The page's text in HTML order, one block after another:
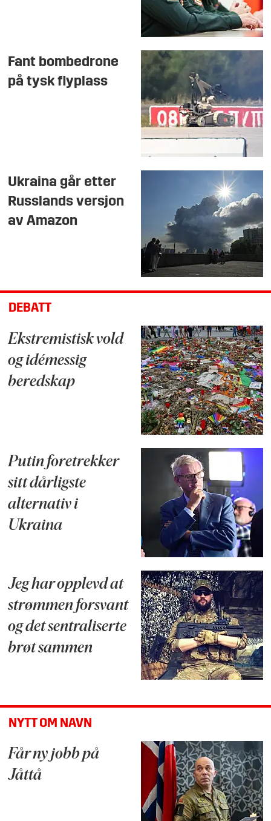
Fant bombedrone
på tysk flyplass
Ukraina går etter
Russlands versjon
av Amazon
DEBATT
Ekstremistisk vold
og idémessig
beredskap
Putin foretrekker
sitt dårligste
alternativ i
Ukraina
Jeg har opplevd at
strømmen forsvant
og det sentraliserte
brøt sammen
NYTT OM NAVN
Får ny jobb på
Jåttå